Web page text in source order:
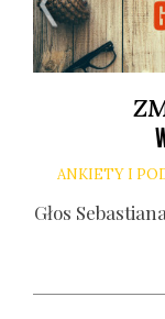
ANKIETY I
Głos